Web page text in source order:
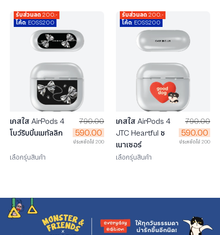
รับส่วนลด 200.-
โค้ด: EOSS200
เคสใส AirPods 4
โบว์ริบบิ้นเมทัลลิก
790.00
590.00
ประหยัดไป 200
เลือกรุ่นสินค้า
รับส่วนลด 200.-
โค้ด: EOSS200
เคสใส AirPods 4
JTC Heartful ช
เนาเซอร์
790.00
590.00
ประหยัดไป 200
เลือกรุ่นสินค้า